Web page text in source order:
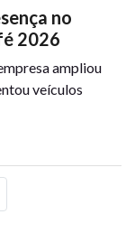
no
2026
ampliou
veículos